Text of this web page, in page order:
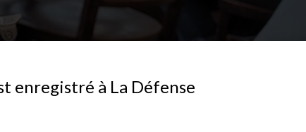
enregistré à La Défense